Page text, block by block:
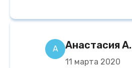
А Анастасия А.
11 марта 2020